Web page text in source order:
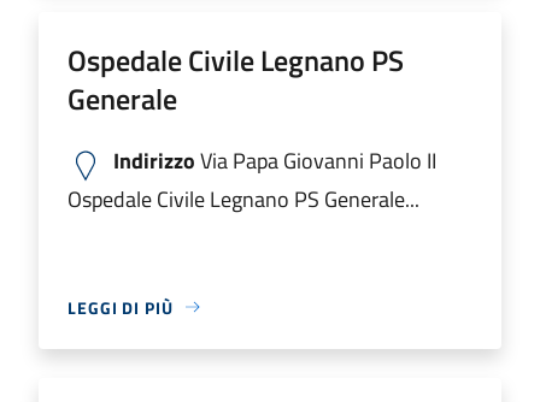
Ospedale Civile Legnano PS
Generale
IndirizzoVia Papa Giovanni Paolo II
Ospedale Civile Legnano PS Generale...
LEGGI DI PIÙ